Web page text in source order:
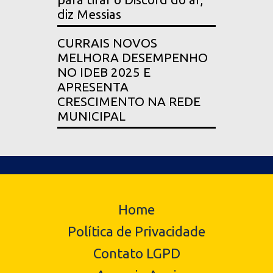
diz Messias
CURRAIS NOVOS
MELHORA DESEMPENHO
NO IDEB 2025 E
APRESENTA
CRESCIMENTO NA REDE
MUNICIPAL
Home
Política de Privacidade
Contato LGPD